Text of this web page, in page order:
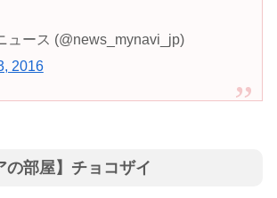
ース (@news_mynavi_jp)
2016
の部屋】チョコザイ